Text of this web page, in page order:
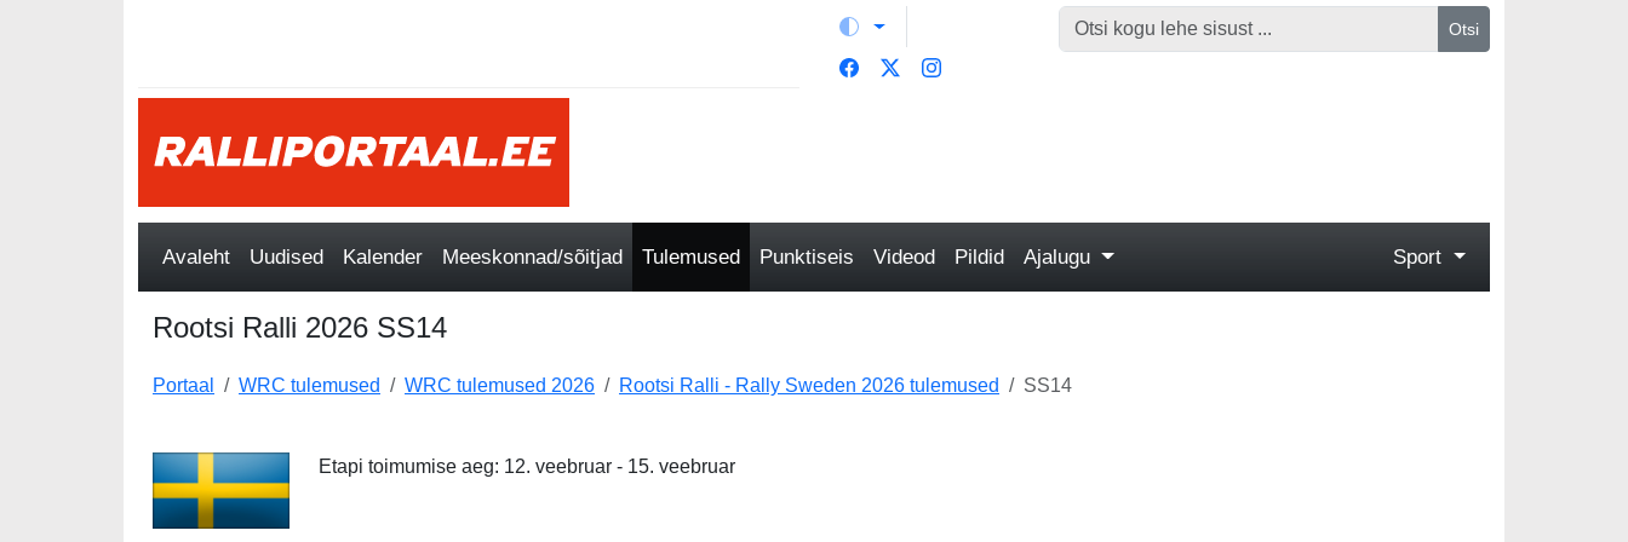
Otsi
Avaleht Uudised Kalender Meeskonnad/sõitjad Tulemused Punktiseis Videod Pildid Ajalugu Sport
Rootsi Ralli 2026 SS14
Portaal WRC tulemused WRC tulemused 2026 Rootsi Ralli - Rally Sweden 2026 tulemused SS14
Etapi toimumise aeg: 12. veebruar - 15. veebruar